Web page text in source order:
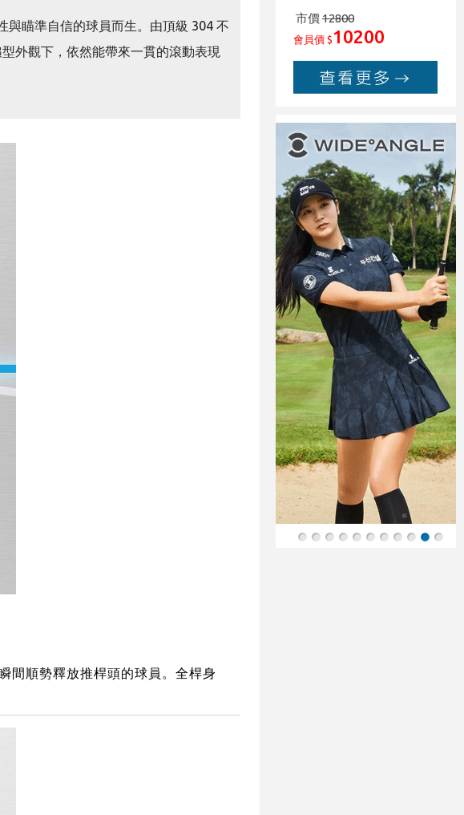
與瞄準自信的球員而生。由頂級 304 不
外觀下，依然能帶來一貫的滾動表現
間順勢釋放推桿頭的球員。全桿身
市價12800
會員價 $ 10200